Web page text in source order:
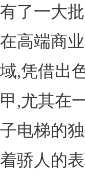
有了一大
在高端商
域,凭借出
甲,尤其在
子电梯的
着骄人的